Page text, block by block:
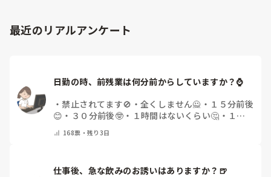
最近のリアルアンケート
日勤の時、前残業は何分前からしていますか？⌚
・禁止されてます🚫 ・ 全くしません🙅 ・ １５分前後
😊 ・ ３０分前後🤓 ・ １時間はないくらい🤔 ・ １時
168票・残り3日
仕事後、急な飲みのお誘いはありますか？🍺